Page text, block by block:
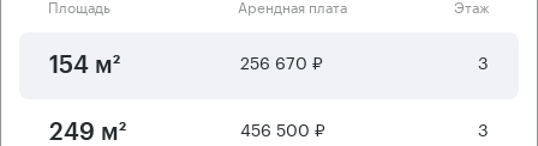
Площадь Арендная плата Этаж
154 м² 256 670 ₽ 3
249 м² 456 500 ₽ 3